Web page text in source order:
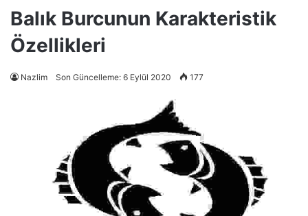
Balık Burcunun Karakteristik
Özellikleri
Nazlim Son Güncelleme: 6 Eylül 2020 177